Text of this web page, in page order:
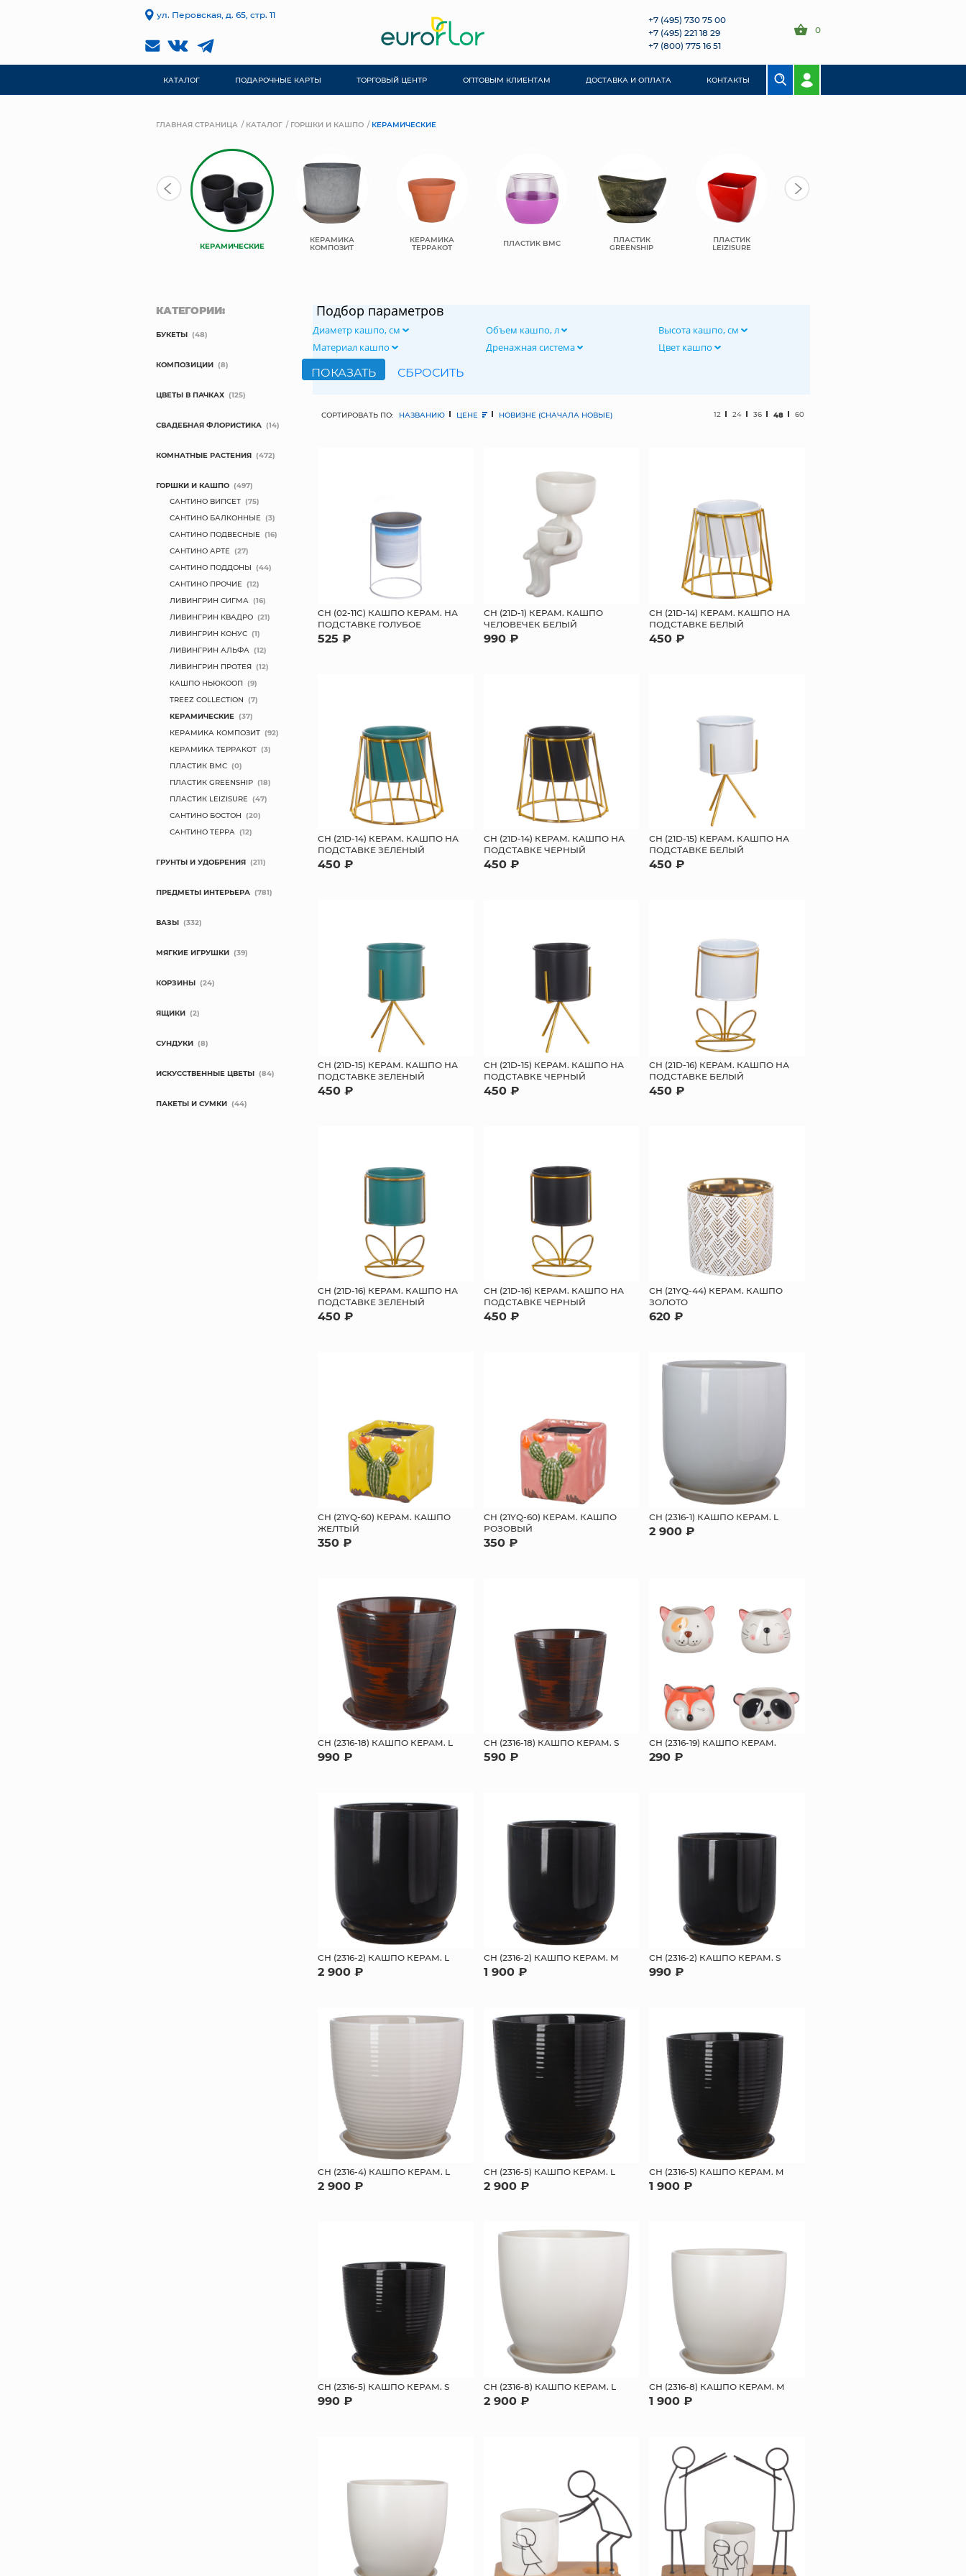
ул. Перовская, д. 65, стр. 11
+7 (495) 730 75 00
+7 (495) 221 18 29
+7 (800) 775 16 51
0
КАТАЛОГ ПОДАРОЧНЫЕ КАРТЫ ТОРГОВЫЙ ЦЕНТР ОПТОВЫМ КЛИЕНТАМ ДОСТАВКА И ОПЛАТА КОНТАКТЫ
ГЛАВНАЯ СТРАНИЦА КАТАЛОГ ГОРШКИ И КАШПО КЕРАМИЧЕСКИЕ
КЕРАМИЧЕСКИЕ
КЕРАМИКА
КОМПОЗИТ
КЕРАМИКА
ТЕРРАКОТ ПЛАСТИК BMC ПЛАСТИК
GREENSHIP
ПЛАСТИК
LEIZISURE
Подбор параметров
Диаметр кашпо, см Объем кашпо, л
Высота кашпо, см
Материал кашпо
Дренажная система Цвет кашпо
СОРТИРОВАТЬ ПО: НАЗВАНИЮ ЦЕНЕ НОВИЗНЕ (СНАЧАЛА НОВЫЕ) 12 24 36 48 60
СН (02-11C) КАШПО КЕРАМ. НА
ПОДСТАВКЕ ГОЛУБОЕ
525 ₽
СН (21D-1) КЕРАМ. КАШПО
ЧЕЛОВЕЧЕК БЕЛЫЙ
990 ₽
СН (21D-14) КЕРАМ. КАШПО НА
ПОДСТАВКЕ БЕЛЫЙ
450 ₽
СН (21D-14) КЕРАМ. КАШПО НА
ПОДСТАВКЕ ЗЕЛЕНЫЙ
450 ₽
СН (21D-14) КЕРАМ. КАШПО НА
ПОДСТАВКЕ ЧЕРНЫЙ
450 ₽
СН (21D-15) КЕРАМ. КАШПО НА
ПОДСТАВКЕ БЕЛЫЙ
450 ₽
СН (21D-15) КЕРАМ. КАШПО НА
ПОДСТАВКЕ ЗЕЛЕНЫЙ
450 ₽
СН (21D-15) КЕРАМ. КАШПО НА
ПОДСТАВКЕ ЧЕРНЫЙ
450 ₽
СН (21D-16) КЕРАМ. КАШПО НА
ПОДСТАВКЕ БЕЛЫЙ
450 ₽
СН (21D-16) КЕРАМ. КАШПО НА
ПОДСТАВКЕ ЗЕЛЕНЫЙ
450 ₽
СН (21D-16) КЕРАМ. КАШПО НА
ПОДСТАВКЕ ЧЕРНЫЙ
450 ₽
СН (21YQ-44) КЕРАМ. КАШПО
ЗОЛОТО
620 ₽
СН (21YQ-60) КЕРАМ. КАШПО
ЖЕЛТЫЙ
350 ₽
СН (21YQ-60) КЕРАМ. КАШПО
РОЗОВЫЙ
350 ₽
СН (2316-1) КАШПО КЕРАМ. L
2 900 ₽
СН (2316-18) КАШПО КЕРАМ. L
990 ₽
СН (2316-18) КАШПО КЕРАМ. S
590 ₽
СН (2316-19) КАШПО КЕРАМ.
290 ₽
СН (2316-2) КАШПО КЕРАМ. L
2 900 ₽
СН (2316-2) КАШПО КЕРАМ. M
1 900 ₽
СН (2316-2) КАШПО КЕРАМ. S
990 ₽
СН (2316-4) КАШПО КЕРАМ. L
2 900 ₽
СН (2316-5) КАШПО КЕРАМ. L
2 900 ₽
СН (2316-5) КАШПО КЕРАМ. M
1 900 ₽
СН (2316-5) КАШПО КЕРАМ. S
990 ₽
СН (2316-8) КАШПО КЕРАМ. L
2 900 ₽
СН (2316-8) КАШПО КЕРАМ. M
1 900 ₽
КАТЕГОРИИ:
БУКЕТЫ (48)
КОМПОЗИЦИИ (8)
ЦВЕТЫ В ПАЧКАХ (125)
СВАДЕБНАЯ ФЛОРИСТИКА (14)
КОМНАТНЫЕ РАСТЕНИЯ (472)
ГОРШКИ И КАШПО (497)
САНТИНО ВИПСЕТ (75)
САНТИНО БАЛКОННЫЕ (3)
САНТИНО ПОДВЕСНЫЕ (16)
САНТИНО АРТЕ (27)
САНТИНО ПОДДОНЫ (44)
САНТИНО ПРОЧИЕ (12)
ЛИВИНГРИН СИГМА (16)
ЛИВИНГРИН КВАДРО (21)
ЛИВИНГРИН КОНУС (1)
ЛИВИНГРИН АЛЬФА (12)
ЛИВИНГРИН ПРОТЕЯ (12)
КАШПО НЬЮКООП (9)
TREEZ COLLECTION (7)
КЕРАМИЧЕСКИЕ (37)
КЕРАМИКА КОМПОЗИТ (92)
КЕРАМИКА ТЕРРАКОТ (3)
ПЛАСТИК BMC (0)
ПЛАСТИК GREENSHIP (18)
ПЛАСТИК LEIZISURE (47)
САНТИНО БОСТОН (20)
САНТИНО ТЕРРА (12)
ГРУНТЫ И УДОБРЕНИЯ (211)
ПРЕДМЕТЫ ИНТЕРЬЕРА (781)
ВАЗЫ (332)
МЯГКИЕ ИГРУШКИ (39)
КОРЗИНЫ (24)
ЯЩИКИ (2)
СУНДУКИ (8)
ИСКУССТВЕННЫЕ ЦВЕТЫ (84)
ПАКЕТЫ И СУМКИ (44)